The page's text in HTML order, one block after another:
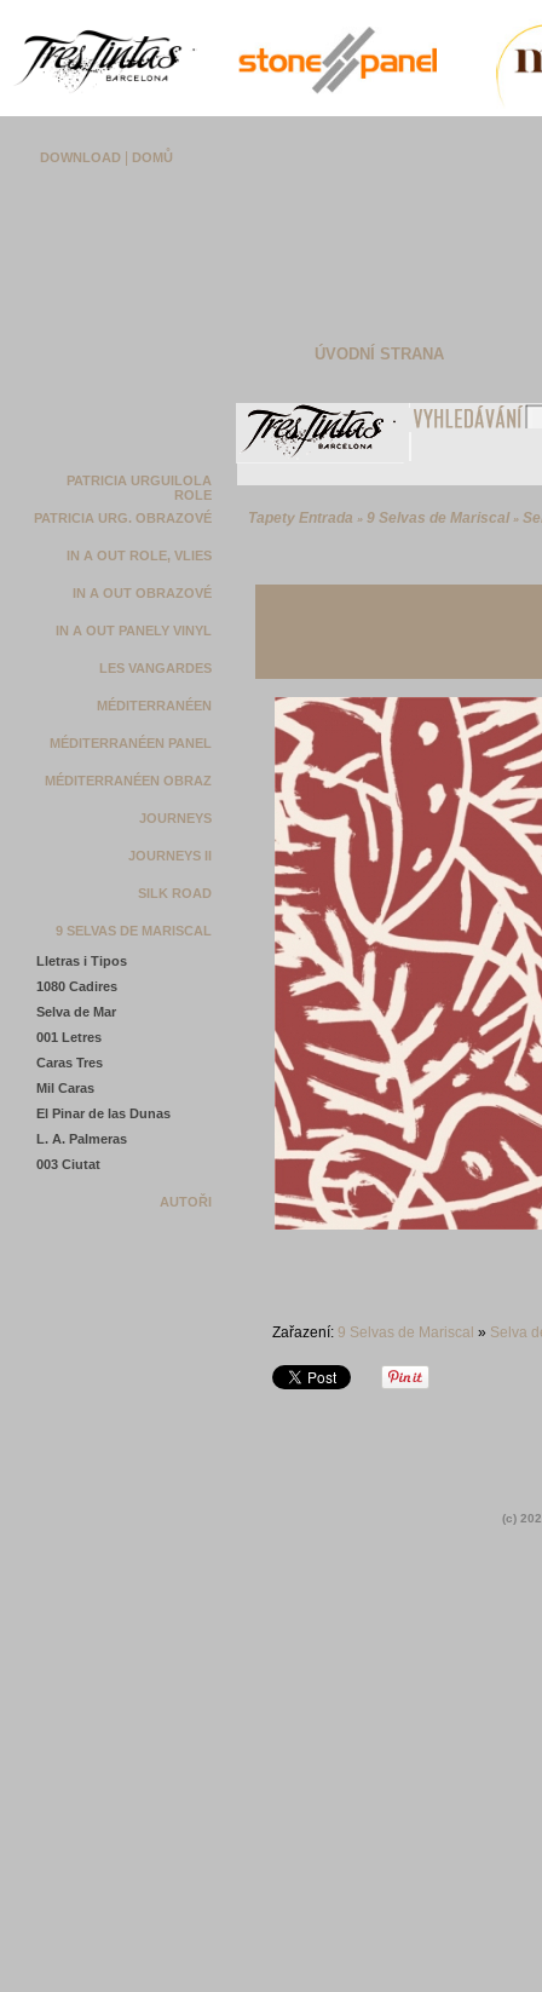
Tapety Entrada » 9 Selvas de Mariscal »
Zařazení: 9 Selvas de Mariscal » Selva
PATRICIA URGUILOLA
ROLE
PATRICIA URG. OBRAZOVÉ
IN A OUT ROLE, VLIES
IN A OUT OBRAZOVÉ
IN A OUT PANELY VINYL
LES VANGARDES
MÉDITERRANÉEN
MÉDITERRANÉEN PANEL
MÉDITERRANÉEN OBRAZ
JOURNEYS
JOURNEYS II
SILK ROAD
9 SELVAS DE MARISCAL
Lletras i Tipos
1080 Cadires
Selva de Mar
001 Letres
Caras Tres
Mil Caras
El Pinar de las Dunas
L. A. Palmeras
003 Ciutat
AUTOŘI
ÚVODNÍ STRANA
DOWNLOAD DOMŮ
(c)